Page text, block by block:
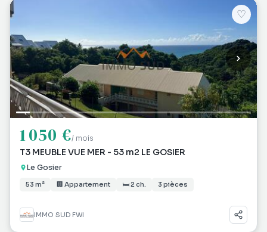
♡
1 050 €/ mois
T3 MEUBLE VUE MER - 53 m2 LE GOSIER
Le Gosier
53 m² 🏢 Appartement 🛏 2 ch. 3 pièces
IMMO SUD FWI